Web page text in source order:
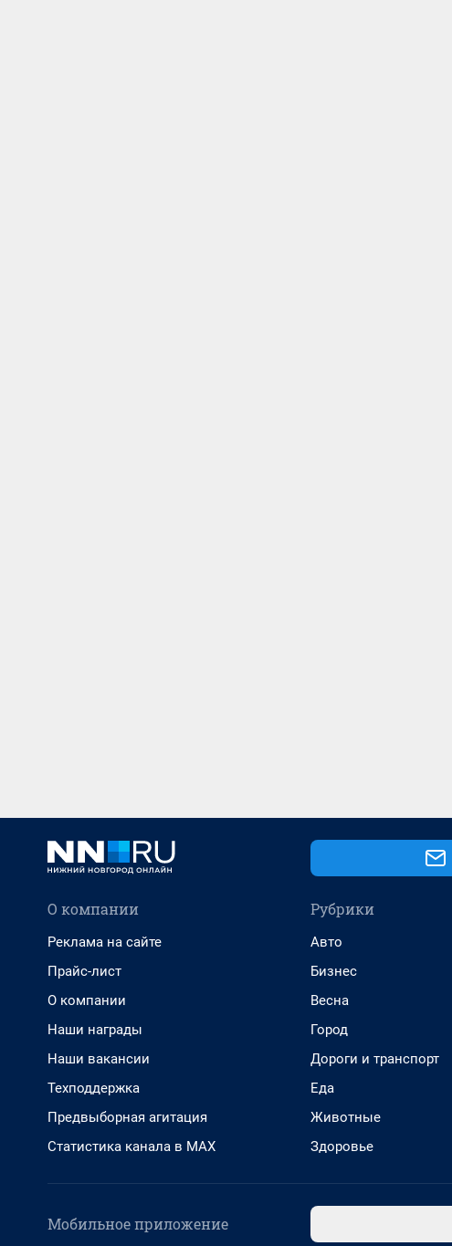
О компании
Реклама на сайте
Прайс-лист
О компании
Наши награды
Наши вакансии
Техподдержка
Предвыборная агитация
Статистика канала в MAX
Рубрики
Авто
Бизнес
Весна
Город
Дороги и транспорт
Еда
Животные
Здоровье
Мобильное приложение